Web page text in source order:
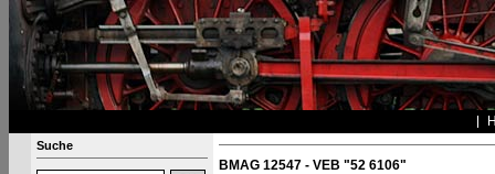
Suche
BMAG 12547 - VEB "52 6106"